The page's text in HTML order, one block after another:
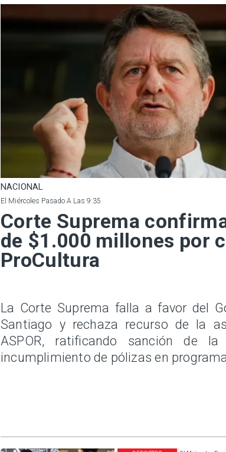
NACIONAL
El Miércoles Pasado A Las 9:35
Corte Suprema
de $1.000 millones por
ProCultura
La Corte Suprema falla a favor del
Santiago y rechaza recurso de la
ASPOR, ratificando sanción de
incumplimiento de pólizas en